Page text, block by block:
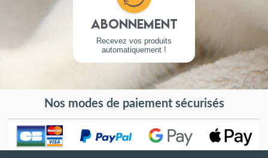
Abonnement
Recevez vos produits
automatiquement !
Nos modes de paiement sécurisés